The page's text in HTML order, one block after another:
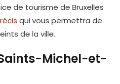
de tourisme de Bruxelles
qui vous permettra de
de la ville.
Michel-et-